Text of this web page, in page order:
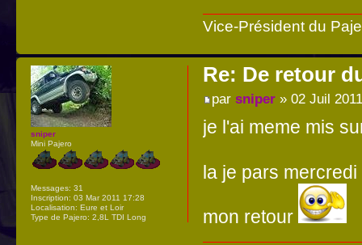
Vice-Président du
Re: De retour
par sniper» 02 Juil
je l'ai meme mis
la je pars
mon retour
sniper
Mini Pajero
Messages: 31
Inscription: 03 Mar 2011 17:28
Localisation: Eure et Loir
Type de Pajero: 2,8L TDI Long